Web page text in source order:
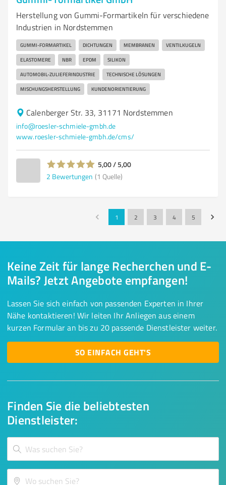
Herstellung von Gummi-Formartikeln für verschiedene
Industrien in Nordstemmen
GUMMI-FORMARTIKEL DICHTUNGEN MEMBRANEN VENTILKUGELN
ELASTOMERE NBR EPDM SILIKON
AUTOMOBIL-ZULIEFERINDUSTRIE TECHNISCHE LÖSUNGEN
MISCHUNGSHERSTELLUNG KUNDENORIENTIERUNG
Calenberger Str. 33, 31171 Nordstemmen
info@roesler-schmiele-gmbh.de
www.roesler-schmiele-gmbh.de/cms/
5,00 / 5,00
2 Bewertungen (1 Quelle)
1 2 3 4 5
Finden Sie die beliebtesten
Dienstleister:
Keine Zeit für lange Recherchen und E-
Mails? Jetzt Angebote empfangen!
Lassen Sie sich einfach von passenden Experten in Ihrer
Nähe kontaktieren! Wir leiten Ihr Anliegen aus einem
kurzen Formular an bis zu 20 passende Dienstleister weiter.
SO EINFACH GEHT'S